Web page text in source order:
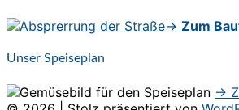
→ Zum
Unser Speiseplan
→